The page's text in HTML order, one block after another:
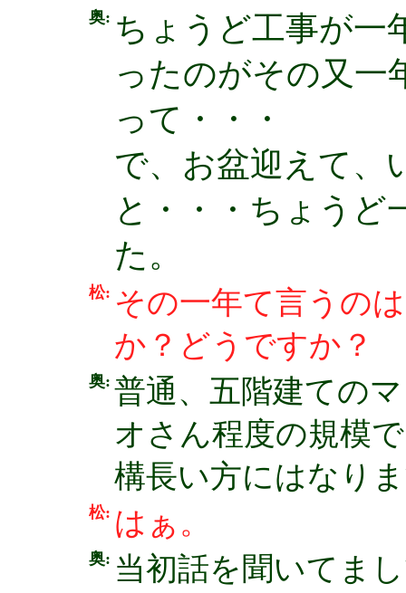
奥: ちょうど工事が一
ったのがその又一
って・・・
で、お盆迎えて、
と・・・ちょうど
た。
松: その一年て言うの
か？どうですか？
奥: 普通、五階建ての
オさん程度の規模
構長い方にはなり
松: はぁ。
奥: 当初話を聞いてま